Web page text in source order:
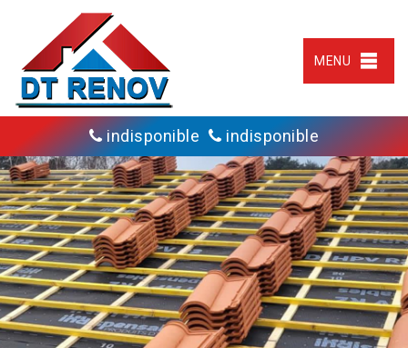
MENU
indisponible indisponible